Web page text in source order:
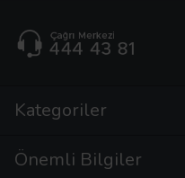
Kategoriler
Önemli Bilgiler